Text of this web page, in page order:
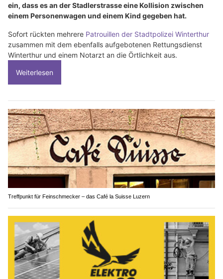
ein, dass es an der Stadlerstrasse eine Kollision zwischen
einem Personenwagen und einem Kind gegeben hat.
Sofort rückten mehrere Patrouillen der Stadtpolizei Winterthur
zusammen mit dem ebenfalls aufgebotenen Rettungsdienst
Winterthur und einem Notarzt an die Örtlichkeit aus.
Weiterlesen
Treffpunkt für Feinschmecker – das Café la Suisse Luzern